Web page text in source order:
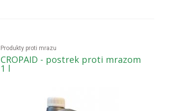
Produkty proti mrazu
CROPAID - postrek proti mrazom
1 l